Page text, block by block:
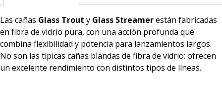
Las cañas Glass Trout y Glass Streamerestán fabricadas
en fibra de vidrio pura, con una acción profunda que
combina flexibilidad y potencia para lanzamientos largos.
No son las típicas cañas blandas de fibra de vidrio: ofrecen
un excelente rendimiento con distintos tipos de líneas.